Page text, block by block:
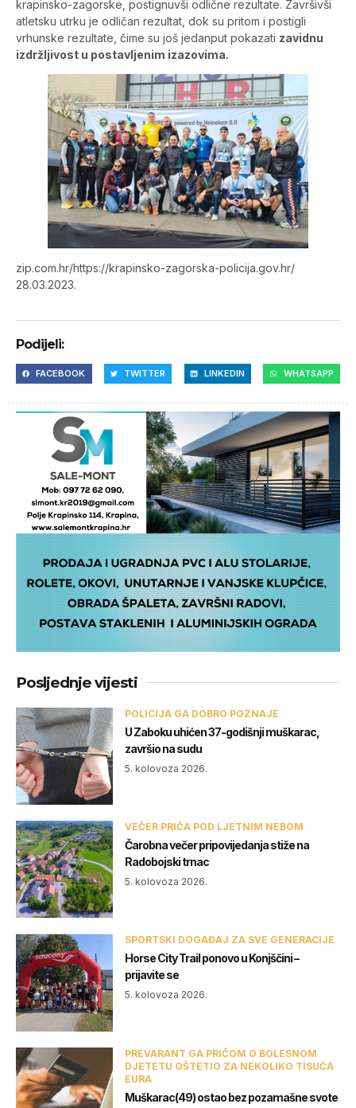
krapinsko-zagorske, postignuvši odlične rezultate. Završivši
atletsku utrku je odličan rezultat, dok su pritom i postigli
vrhunske rezultate, čime su još jedanput pokazati zavidnu
izdržljivost u postavljenim izazovima.
zip.com.hr/https://krapinsko-zagorska-policija.gov.hr/
28.03.2023.
Podijeli:
FACEBOOK TWITTER LINKEDIN WHATSAPP
Posljednje vijesti
POLICIJA GA DOBRO POZNAJE
U Zaboku uhićen 37-godišnji muškarac,
završio na sudu
5. kolovoza 2026.
VEČER PRIČA POD LJETNIM NEBOM
Čarobna večer pripovijedanja stiže na
Radobojski trnac
5. kolovoza 2026.
SPORTSKI DOGAĐAJ ZA SVE GENERACIJE
Horse City Trail ponovo u Konjščini –
prijavite se
5. kolovoza 2026.
PREVARANT GA PRIČOM O BOLESNOM
DJETETU OŠTETIO ZA NEKOLIKO TISUĆA
EURA
Muškarac(49) ostao bez pozamašne svote